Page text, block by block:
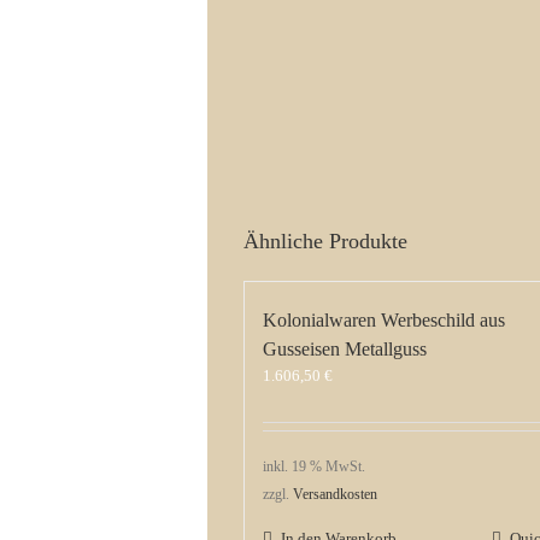
Ähnliche Produkte
Kolonialwaren Werbeschild aus
Gusseisen Metallguss
1.606,50 €
inkl. 19 % MwSt.
zzgl. Versandkosten